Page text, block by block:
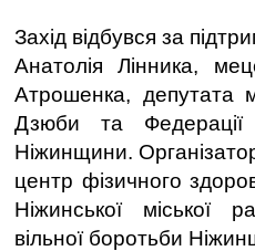
Захід відбувся за
Анатолія Лінника,
Атрошенка, депутата
Дзюби та Федерації
Ніжинщини.
центр фізичного
Ніжинської міської
вільної боротьби